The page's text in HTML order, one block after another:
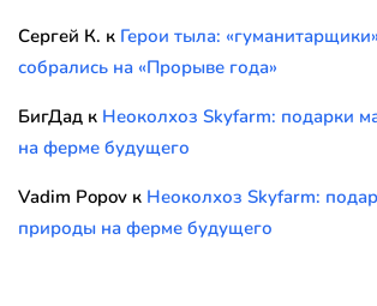
Сергей К. к Герои тыла:
собрались на «Прорыве года»
БигДад к Неоколхоз Skyfarm: подарки
на ферме будущего
Vadim Popov к Неоколхоз Skyfarm:
природы на ферме будущего